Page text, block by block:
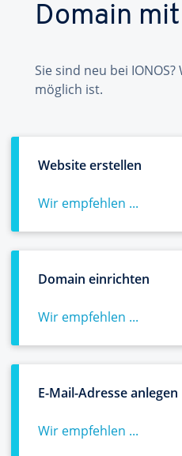
Domain
Sie sind neu bei
möglich ist.
Website erstellen
Wir empfehlen ...
Domain einrichten
Wir empfehlen ...
E-Mail-Adresse anlegen
Wir empfehlen ...